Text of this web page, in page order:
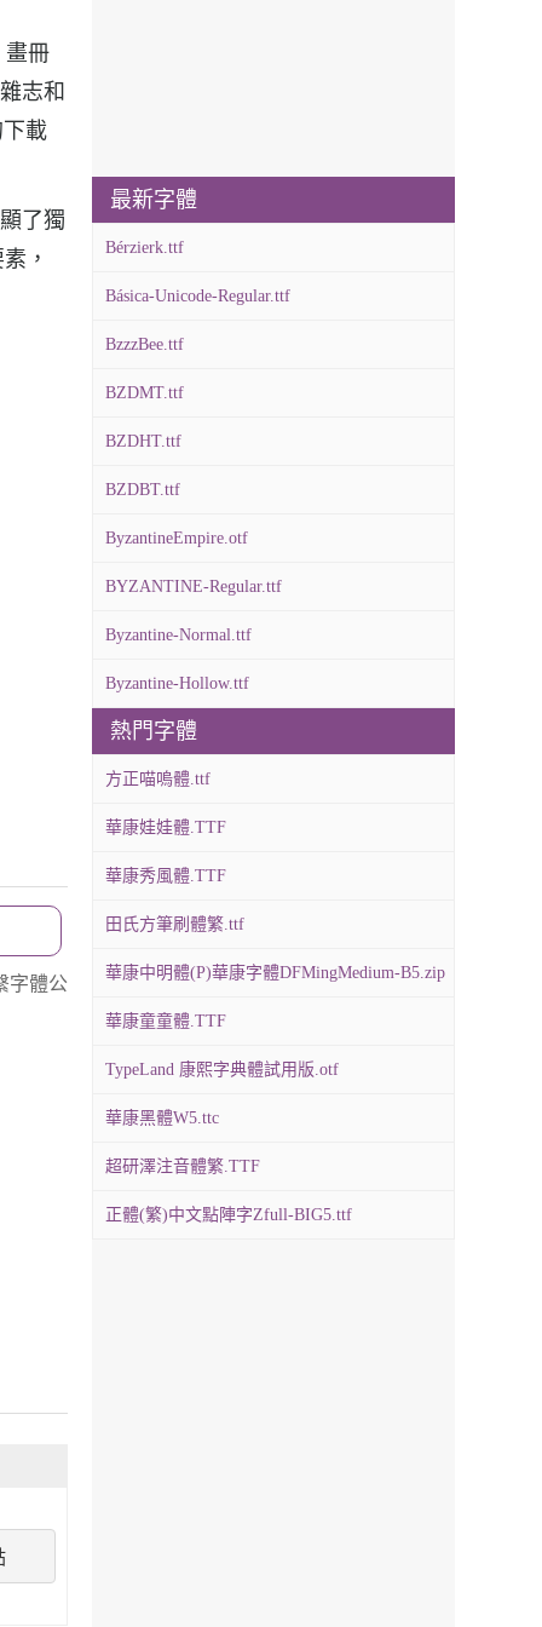
畫冊
志和
載
了獨
，
字體公
最新字體
Bérzierk.ttf
Básica-Unicode-Regular.ttf
BzzzBee.ttf
BZDMT.ttf
BZDHT.ttf
BZDBT.ttf
ByzantineEmpire.otf
BYZANTINE-Regular.ttf
Byzantine-Normal.ttf
Byzantine-Hollow.ttf
熱門字體
方正喵嗚體.ttf
華康娃娃體.TTF
華康秀風體.TTF
田氏方筆刷體繁.ttf
華康中明體(P)華康字體DFMingMedium-B5.zip
華康童童體.TTF
TypeLand 康熙字典體試用版.otf
華康黑體W5.ttc
超研澤注音體繁.TTF
正體(繁)中文點陣字Zfull-BIG5.ttf